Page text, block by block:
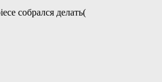
собрался делать(